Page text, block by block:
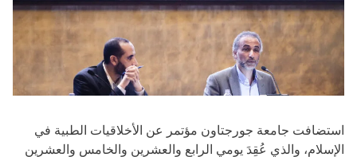
استضافت جامعة جورجتاون مؤتمر عن الأخلاقيات الطبية في
الإسلام، والذي عُقِدَ يومي الرابع والعشرين والخامس والعشرين